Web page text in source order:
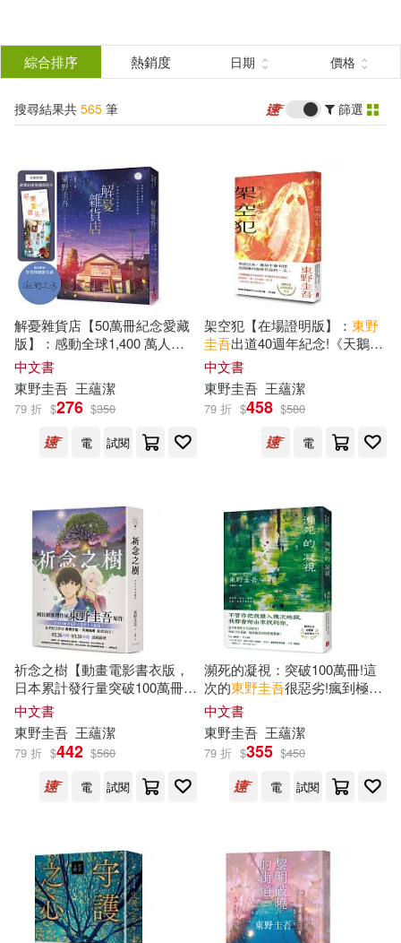
結
篩
分類 (單選)
所有商品(565) 圖書(394)
雜誌(60) 電子書閱讀器(6)
電子書(104) 展開
作者 (可複選)
東野圭吾(365)
（日）東野圭吾(140)
(日)東野圭吾(31)
[日]東野圭吾(14)
(日)東野圭吾著(2) 彭麥峰(1)
東野圭吾作家生活４０周年実行委
東野圭吾，杉田比呂美(1)
桐野夏生、東野圭吾(1)
霜月加代子(1) 高野彬(1)
（日）東野圭吾著(1)
展開
出版社 (可複選)
皇冠(125)
南海出版公司(107)
獨步文化(95) 春天出版社(43)
上海譯文出版社(15)
人民文學出版社(15)
慕客館(14)
文藝春秋(12)
展開
配送方式 (可複選)
可海外宅配(458)
可港澳店取(453)
綜合排序 熱銷度 日期 價格
搜尋結果共 565 筆 篩選
解憂雜貨店【50萬冊紀念愛藏
版】：感動全球1,400 萬人的
奇蹟之書，
動落淚的作品!(附首刷限定特典
「經典封面集錦明信片」)
中文書
東野圭吾 王蘊潔
79 折 $276 $350
電
試閱
架空犯【在場證明版】： 東野
圭吾出道40週年紀念!《天鵝與
蝙蝠》系列重磅新作!
中文書
東野圭吾 王蘊潔
79 折 $458 $580
電
祈念之樹【動畫電影書衣版，
日本累計發行量突破100萬冊!
東野圭吾
中文書
東野圭吾 王蘊潔
79 折 $442 $560
電
試閱
瀕死的凝視：突破100萬冊!這
次的東野圭吾很惡劣!瘋到極致
的情慾與驚悚!
中文書
東野圭吾 王蘊潔
79 折 $355 $450
電
試閱